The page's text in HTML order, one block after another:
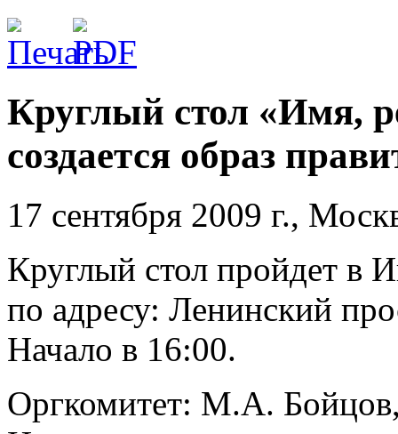
Круглый стол «Имя,
создается образ
17 сентября 2009 г.,
Круглый стол пройдет в
по адресу: Ленинский
Начало в 16:00.
Оргкомитет: М.А.